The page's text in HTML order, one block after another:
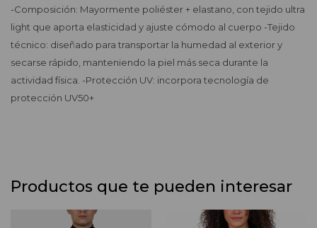
-Composición: Mayormente poliéster + elastano, con tejido ultra
light que aporta elasticidad y ajuste cómodo al cuerpo -Tejido
técnico: diseñado para transportar la humedad al exterior y
secarse rápido, manteniendo la piel más seca durante la
actividad física. -Protección UV: incorpora tecnología de
protección UV50+
Productos que te pueden interesar